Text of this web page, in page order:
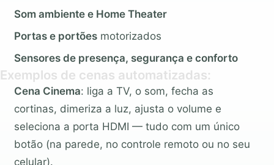
Som ambiente e Home Theater
Portas e portõesmotorizados
Sensores de presença, segurança e conforto
Exemplos de cenas automatizadas:
Cena Cinema: liga a TV, o som, fecha as
cortinas, dimeriza a luz, ajusta o volume e
seleciona a porta HDMI — tudo com um único
botão (na parede, no controle remoto ou no seu
celular).